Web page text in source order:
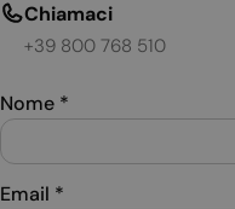
Chiamaci
+39 800 768 510
Nome *
Email *